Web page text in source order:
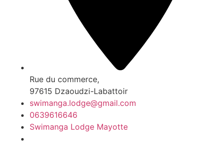
Rue du commerce,
97615 Dzaoudzi-Labattoir
swimanga.lodge@gmail.com
0639616646
Swimanga Lodge Mayotte